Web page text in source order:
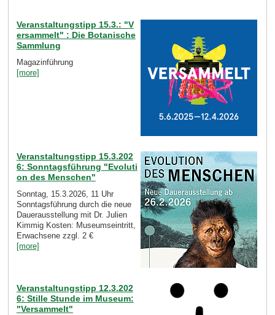
Veranstaltungstipp 15.3.: "V
ersammelt" : Die Botanische
Sammlung
Magazinführung
[more]
Veranstaltungstipp 15.3.202
6: Sonntagsführung "Evoluti
on des Menschen"
Sonntag, 15.3.2026, 11 Uhr
Sonntagsführung durch die neue
Dauerausstellung mit Dr. Julien
Kimmig Kosten: Museumseintritt,
Erwachsene zzgl. 2 €
[more]
Veranstaltungstipp 12.3.202
6: Stille Stunde im Museum:
"Versammelt"